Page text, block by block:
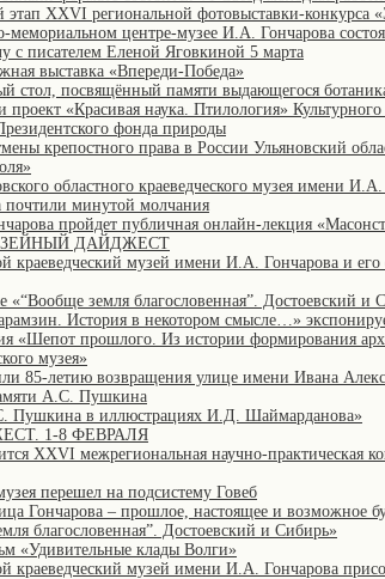
этап XXVI региональной фотовыставки-
мемориальном центре-музее И.А. Гончарова
с писателем Еленой Яговкиной 5 марта
выставка «Впереди-Победа»
стол, посвящённый памяти выдающегося
проект «Красивая наука. Птилология»
фонда природы
крепостного права в России Ульяновский
областного краеведческого музея имени
минутой молчания
пройдет публичная онлайн-лекция
ДАЙДЖЕСТ
краеведческий музей имени И.А. Гончарова и
«“Вообще земля благословенная”. Достоевский и
История в некотором смысле…»
«Шепот прошлого. Из истории формирования
музея»
85-летию возвращения улице имени Ивана
А.С. Пушкина
Пушкина в иллюстрациях И.Д. Шаймарданова»
1-8 ФЕВРАЛЯ
XXVI межрегиональная научно-практическая
перешел на подсистему Говеб
– прошлое, настоящее и возможное
благословенная”. Достоевский и Сибирь»
«Удивительные клады Волги»
краеведческий музей имени И.А. Гончарова